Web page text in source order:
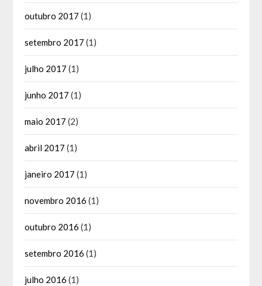
outubro 2017 (1)
setembro 2017 (1)
julho 2017 (1)
junho 2017 (1)
maio 2017 (2)
abril 2017 (1)
janeiro 2017 (1)
novembro 2016 (1)
outubro 2016 (1)
setembro 2016 (1)
julho 2016 (1)